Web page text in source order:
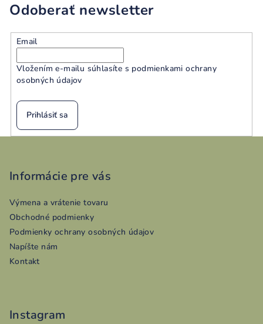
Odoberať newsletter
Email
Vložením e-mailu súhlasíte s podmienkami ochrany
osobných údajov
Prihlásiť sa
Informácie pre vás
Výmena a vrátenie tovaru
Obchodné podmienky
Podmienky ochrany osobných údajov
Napíšte nám
Kontakt
Instagram